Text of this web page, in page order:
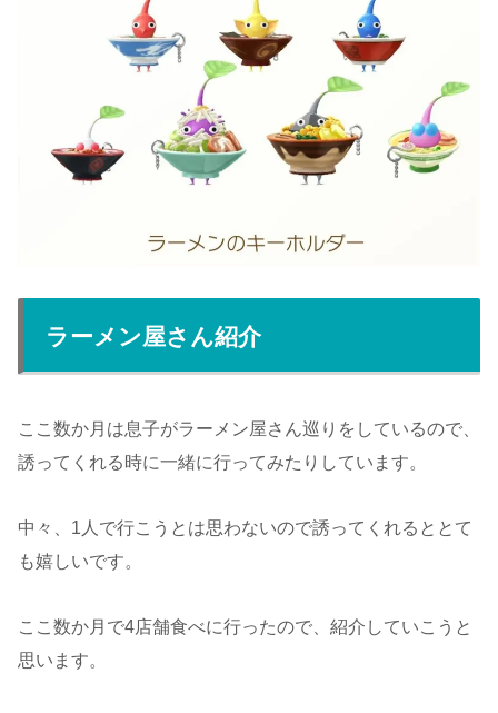
ラーメン屋さん紹介
ここ数か月は息子がラーメン屋さん巡りをしているので、
誘ってくれる時に一緒に行ってみたりしています。
中々、1人で行こうとは思わないので誘ってくれるととて
も嬉しいです。
ここ数か月で4店舗食べに行ったので、紹介していこうと
思います。